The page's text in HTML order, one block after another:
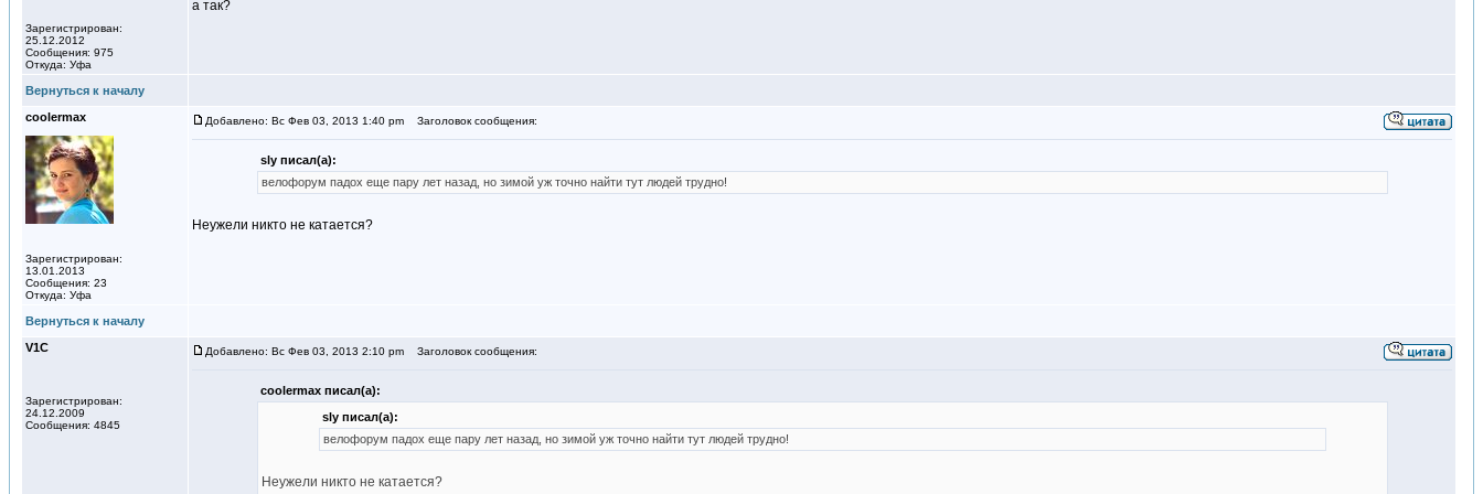
Зарегистрирован:
25.12.2012
Сообщения: 975
Откуда: Уфа
а так?
Вернуться к началу
coolermax
Зарегистрирован:
13.01.2013
Сообщения: 23
Откуда: Уфа
Добавлено: Вс Фев 03, 2013 1:40 pm Заголовок сообщения:
sly писал(а):
велофорум падох еще пару лет назад, но зимой уж точно найти тут людей трудно!
Неужели никто не катается?
Вернуться к началу
V1С
Зарегистрирован:
24.12.2009
Сообщения: 4845
Добавлено: Вс Фев 03, 2013 2:10 pm Заголовок сообщения:
coolermax писал(а):
sly писал(а):
велофорум падох еще пару лет назад, но зимой уж точно найти тут людей трудно!
Неужели никто не катается?